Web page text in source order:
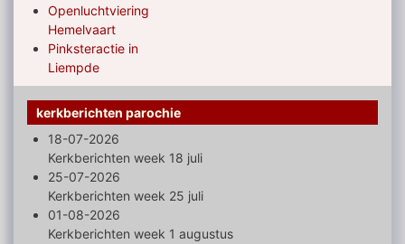
Openluchtviering
Hemelvaart
Pinksteractie in
Liempde
kerkberichten parochie
18-07-2026
Kerkberichten week 18 juli
25-07-2026
Kerkberichten week 25 juli
01-08-2026
Kerkberichten week 1 augustus